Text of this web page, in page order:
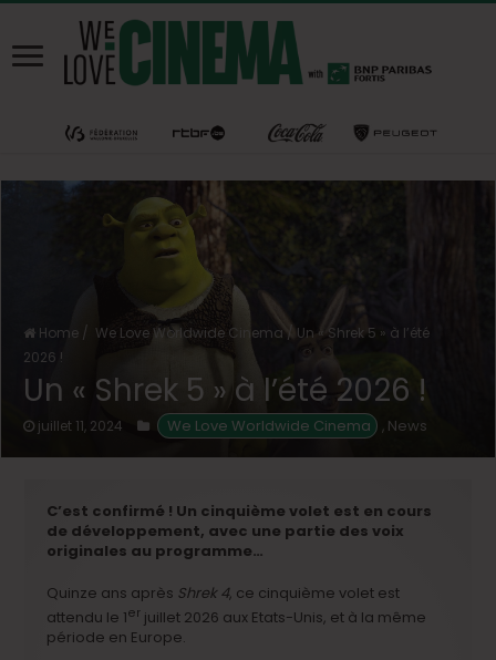
Home / We Love Worldwide Cinema/ Un « Shrek 5 » à l’été
2026 !
Un « Shrek 5 » à l’été 2026 !
juillet 11, 2024 We Love Worldwide Cinema , News
C’est confirmé ! Un cinquième volet est en cours
de développement, avec une partie des voix
originales au programme…
Quinze ans après Shrek 4, ce cinquième volet est
attendu le 1er juillet 2026 aux Etats-Unis, et à la même
période en Europe.